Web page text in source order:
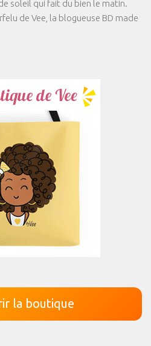
soleil qui fait du bien le matin.
de Vee, la blogueuse BD made
la boutique